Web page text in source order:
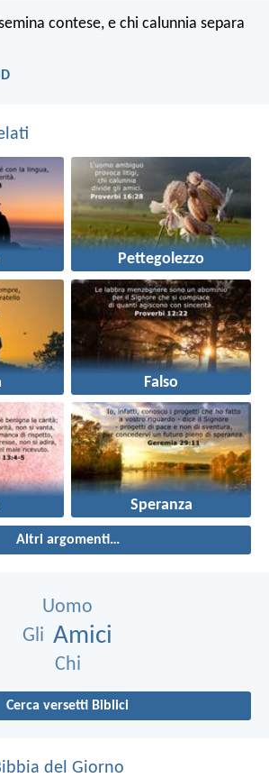
contese, e chi calunnia separa
Pettegolezzo
Falso
Speranza
Altri argomenti…
Uomo
Gli Amici
Chi
Cerca versetti Biblici
del Giorno